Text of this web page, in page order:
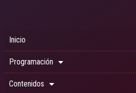
Inicio
Programación
Contenidos